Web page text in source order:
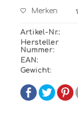
Merken
Artikel-Nr.:
Hersteller
Nummer:
EAN:
Gewicht: